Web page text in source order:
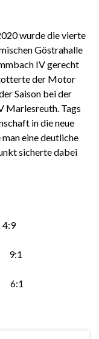
wurde die vierte
Göstrahalle
IV gerecht
der Motor
Saison bei der
Marlesreuth. Tags
in die neue
eine deutliche
sicherte dabei
9:1
6:1